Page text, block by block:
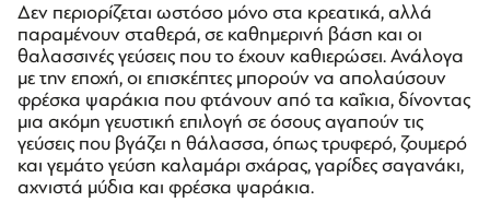
Δεν περιορίζεται ωστόσο μόνο στα κρεατικά, αλλά
παραμένουν σταθερά, σε καθημερινή βάση και οι
θαλασσινές γεύσεις που το έχουν καθιερώσει. Ανάλογα
με την εποχή, οι επισκέπτες μπορούν να απολαύσουν
φρέσκα ψαράκια που φτάνουν από τα καΐκια, δίνοντας
μια ακόμη γευστική επιλογή σε όσους αγαπούν τις
γεύσεις που βγάζει η θάλασσα, όπως τρυφερό, ζουμερό
και γεμάτο γεύση καλαμάρι σχάρας, γαρίδες σαγανάκι,
αχνιστά μύδια και φρέσκα ψαράκια.